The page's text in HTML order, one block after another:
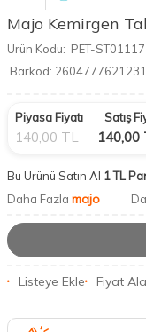
Majo Kemirgen
Ürün Kodu: PET-ST01117
Barkod: 2604777621231
Piyasa Fiyatı
140,00TL
Satış
140,00
Bu Ürünü Satın Al 1 TL
Daha Fazla majo
Listeye Ekle Fiyat